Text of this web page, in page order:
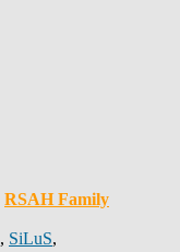
RSAH Family
, SiLuS,